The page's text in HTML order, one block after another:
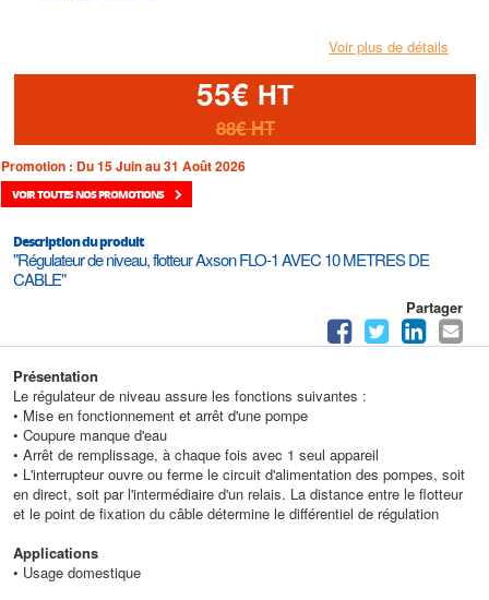
55€ HT
88€HT
Promotion : Du 15 Juin au 31 Août 2026
VOIR TOUTES NOS PROMOTIONS
Description du produit
"Régulateur de niveau, flotteur Axson FLO-1 AVEC 10 METRES DE
CABLE"
Partager
Présentation
Le régulateur de niveau assure les fonctions suivantes :
• Mise en fonctionnement et arrêt d'une pompe
• Coupure manque d'eau
• Arrêt de remplissage, à chaque fois avec 1 seul appareil
• L'interrupteur ouvre ou ferme le circuit d'alimentation des pompes, soit
en direct, soit par l'intermédiaire d'un relais. La distance entre le flotteur
et le point de fixation du câble détermine le différentiel de régulation
Applications
• Usage domestique
Voir plus de détails